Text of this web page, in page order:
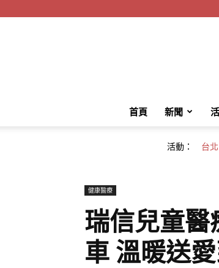
首頁 新聞
活動： 台北
健康醫療
瑞信兒童醫
車 溫暖送